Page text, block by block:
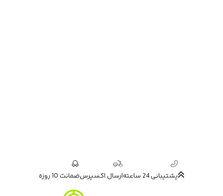
پشتیبانی 24 ساعته ارسال اکسپرسضمانت 10 روزه